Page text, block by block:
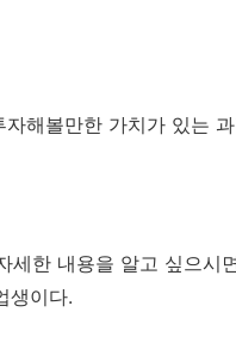
해볼만한 가치가 있는
세한 내용을 알고 싶으
생이다.